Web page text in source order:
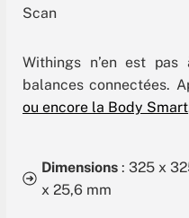
Withings n’en est
balances connectées.
ou encore la Body Smart
Dimensions : 325 x
x 25,6 mm